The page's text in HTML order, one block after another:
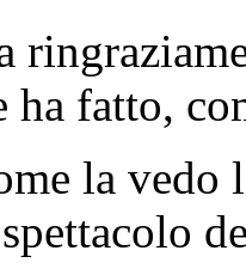
ha fatto,
la vedo